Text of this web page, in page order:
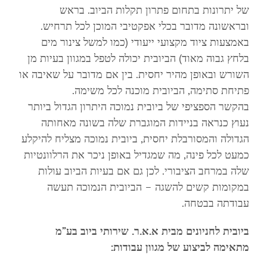
של יתרונות בתחום פתרון תקלות הביוב. בראש
ובראשונה מדובר בכלי אפקטיבי המוכן לכל תרחיש.
באמצעות ציוד מקצועי ייעודי (כמו למשל צינור מים
בלחץ גבוה מאוד) הביובית יכולה לטפל במגוון בעיות מן
השורש ובאופן מהיר יחסית. בין אם מדובר על שאיבה או
פתיחת סתימה, הביובית מוכנה לכל משימה.
בהקשר הספציפי של ביובית נמוכה היתרון הגדול ביותר
נעוץ כנראה בניידות המוגברת שלה בשונה מאחותה
הגדולה והמסורבלת יחסית, ביובית נמוכה מצליח להיקלע
כמעט לכל פינה, מה שמגדיל באופן ניכר את הרלוונטיות
שלה במרחב הציבורי. לכן גם אם בעיות הביוב עולות
במקומות קשים להשגה – הביובית הנמוכה תעשה
עבודתה בבטחה.
ביובית לחניונים מבית א.א.ר. שירותי ביוב בע”מ
מתאימה לביצוע של מגוון עבודות: